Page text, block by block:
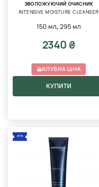
ЗВОЛОЖУЮЧИЙ ОЧИСНИК
INTENSIVE MOISTURE CLEANSER
150 мл,295 мл
2340 ₴
КЛУБНА ЦІНА
КУПИТИ
-35%